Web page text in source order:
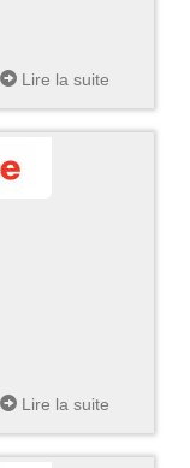
Lire la suite
Lire la suite